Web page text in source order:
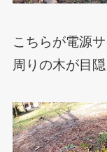
こちらが電源
周りの木が目